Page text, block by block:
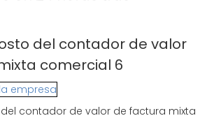
empresa